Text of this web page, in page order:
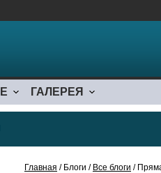
ГАЛЕРЕЯ
Главная / Блоги / Все блоги /